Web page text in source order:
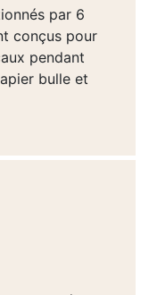
par 6
conçus pour
pendant
bulle et